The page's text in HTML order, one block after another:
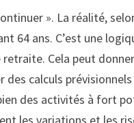
». La réalité,
64 ans. C’est une
Cela peut donner
calculs
des activités à fort